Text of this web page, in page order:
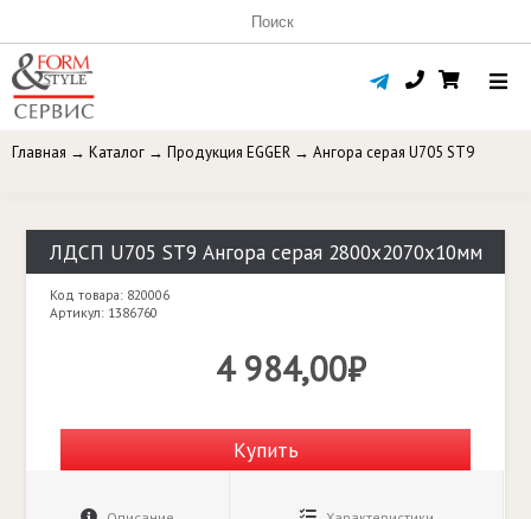
Главная → Каталог → Продукция EGGER → Ангора серая U705 ST9
ЛДСП U705 ST9 Ангора серая 2800х2070х10мм
Код товара: 820006
Артикул: 1386760
4 984,00₽
Купить